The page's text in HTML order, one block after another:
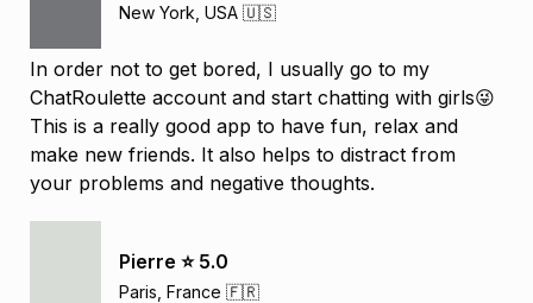
New York, USA 🇺🇸
In order not to get bored, I usually go to my
ChatRoulette account and start chatting with girls😜
This is a really good app to have fun, relax and
make new friends. It also helps to distract from
your problems and negative thoughts.
Pierre ⭐️ 5.0
Paris, France 🇫🇷